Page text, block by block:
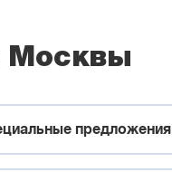
Москвы
предложения